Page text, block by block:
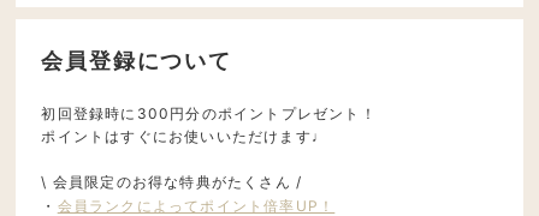
会員登録について
初回登録時に300円分のポイントプレゼント！
ポイントはすぐにお使いいただけます♩
\ 会員限定のお得な特典がたくさん /
・ 会員ランクによってポイント倍率UP！